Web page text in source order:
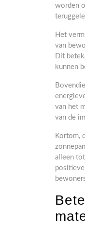
worden
Het
van
Dit
kunnen
van het
van de
Kortom,
alleen